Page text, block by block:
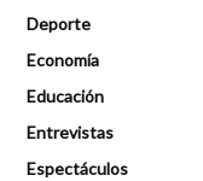
Deporte
Economía
Educación
Entrevistas
Espectáculos